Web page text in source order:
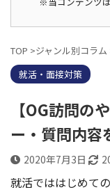
TOP >ジャンル別コラム
就活・面接対策
【OG訪問の
ー・質問内容
2020年7月3日
就活でははじめて